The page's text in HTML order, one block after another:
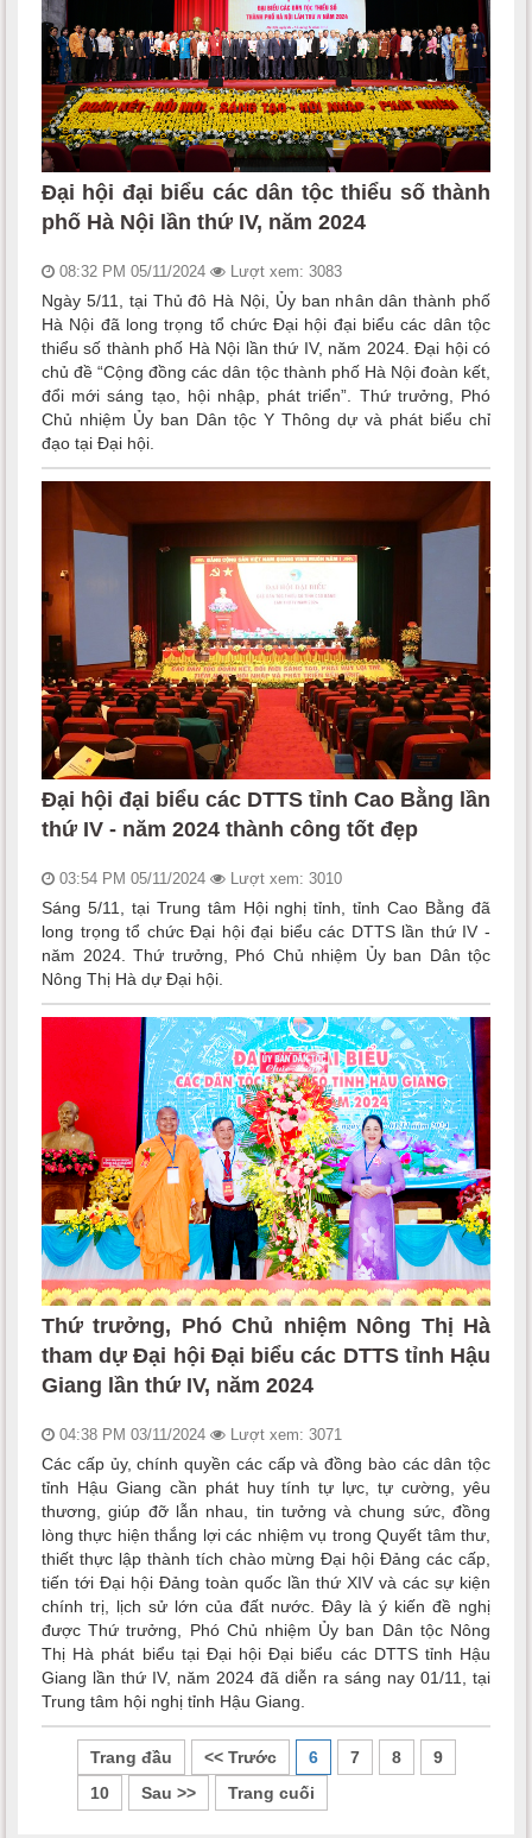
Đại hội đại biểu các dân tộc thiểu số thành
phố Hà Nội lần thứ IV, năm 2024
08:32 PM 05/11/2024 Lượt xem: 3083
Ngày 5/11, tại Thủ đô Hà Nội, Ủy ban nhân dân thành phố
Hà Nội đã long trọng tổ chức Đại hội đại biểu các dân tộc
thiểu số thành phố Hà Nội lần thứ IV, năm 2024. Đại hội có
chủ đề “Cộng đồng các dân tộc thành phố Hà Nội đoàn kết,
đổi mới sáng tạo, hội nhập, phát triển”. Thứ trưởng, Phó
Chủ nhiệm Ủy ban Dân tộc Y Thông dự và phát biểu chỉ
đạo tại Đại hội.
Đại hội đại biểu các DTTS tỉnh Cao Bằng lần
thứ IV - năm 2024 thành công tốt đẹp
03:54 PM 05/11/2024 Lượt xem: 3010
Sáng 5/11, tại Trung tâm Hội nghị tỉnh, tỉnh Cao Bằng đã
long trọng tổ chức Đại hội đại biểu các DTTS lần thứ IV -
năm 2024. Thứ trưởng, Phó Chủ nhiệm Ủy ban Dân tộc
Nông Thị Hà dự Đại hội.
Thứ trưởng, Phó Chủ nhiệm Nông Thị Hà
tham dự Đại hội Đại biểu các DTTS tỉnh Hậu
Giang lần thứ IV, năm 2024
04:38 PM 03/11/2024 Lượt xem: 3071
Các cấp ủy, chính quyền các cấp và đồng bào các dân tộc
tỉnh Hậu Giang cần phát huy tính tự lực, tự cường, yêu
thương, giúp đỡ lẫn nhau, tin tưởng và chung sức, đồng
lòng thực hiện thắng lợi các nhiệm vụ trong Quyết tâm thư,
thiết thực lập thành tích chào mừng Đại hội Đảng các cấp,
tiến tới Đại hội Đảng toàn quốc lần thứ XIV và các sự kiện
chính trị, lịch sử lớn của đất nước. Đây là ý kiến đề nghị
được Thứ trưởng, Phó Chủ nhiệm Ủy ban Dân tộc Nông
Thị Hà phát biểu tại Đại hội Đại biểu các DTTS tỉnh Hậu
Giang lần thứ IV, năm 2024 đã diễn ra sáng nay 01/11, tại
Trung tâm hội nghị tỉnh Hậu Giang.
Trang đầu << Trước 6 7 8
9
10
Sau >> Trang cuối